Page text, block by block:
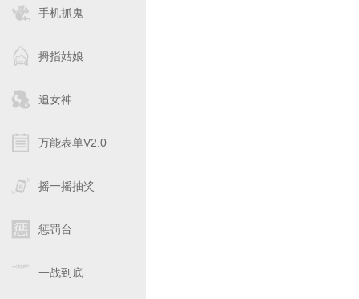
手机抓鬼
拇指姑娘
追女神
万能表单V2.0
摇一摇抽奖
惩罚台
一战到底